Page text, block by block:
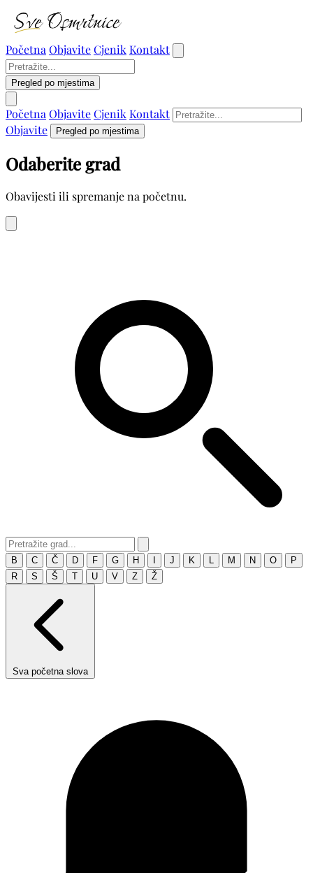
Početna ObjaviteCjenik Kontakt
Pregled po mjestima
Početna ObjaviteCjenik Kontakt
Objavite
Pregled po mjestima
Odaberite grad
Obavijesti ili spremanje na početnu.
B C Č D F G H J K M N O
P
R
S Š T U V Z Ž
Sva početna slova